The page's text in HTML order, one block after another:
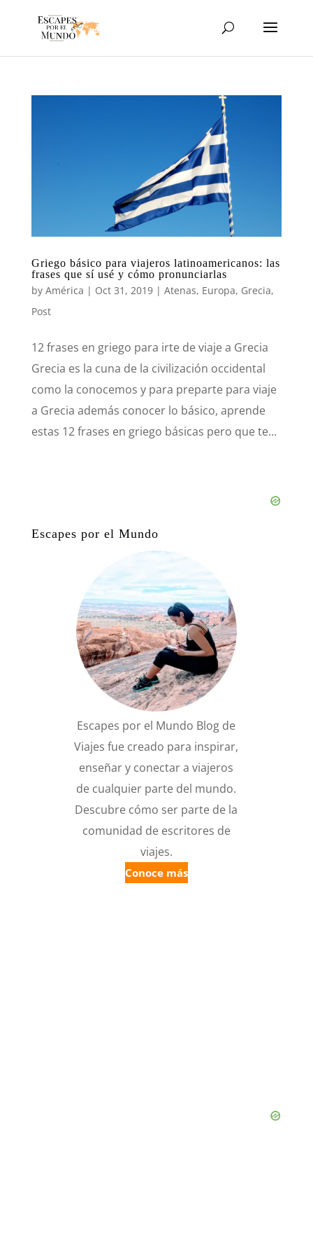
Griego básico para viajeros latinoamericanos: las
frases que sí usé y cómo pronunciarlas
by América | Oct 31, 2019| Atenas, Europa, Grecia,
Post
12 frases en griego para irte de viaje a Grecia
Grecia es la cuna de la civilización occidental
como la conocemos y para preparte para viaje
a Grecia además conocer lo básico, aprende
estas 12 frases en griego básicas pero que te...
Escapes por el Mundo
Escapes por el Mundo Blog de
Viajes fue creado para inspirar,
enseñar y conectar a viajeros
de cualquier parte del mundo.
Descubre cómo ser parte de la
comunidad de escritores de
viajes.
Conoce más